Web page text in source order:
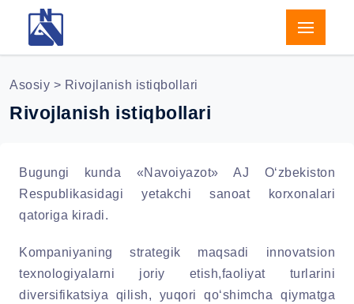
Asosiy > Rivojlanish istiqbollari
Rivojlanish istiqbollari
Bugungi kunda «Navoiyazot» AJ O‘zbekiston
Respublikasidagi yetakchi sanoat korxonalari
qatoriga kiradi.
Kompaniyaning strategik maqsadi innovatsion
texnologiyalarni joriy etish,faoliyat turlarini
diversifikatsiya qilish, yuqori qo‘shimcha qiymatga